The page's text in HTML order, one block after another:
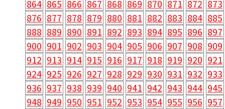
864 865 866 867 868 869 870 871 872 873
876 877 878 879 880 881 882 883 884 885
888 889 890 891 892 893 894 895 896 897
900 901 902 903 904 905 906 907 908 909
912 913 914 915 916 917 918 919 920 921
924 925 926 927 928 929 930 931 932 933
936 937 938 939 940 941 942 943 944 945
948 949 950 951 952 953 954 955 956 957